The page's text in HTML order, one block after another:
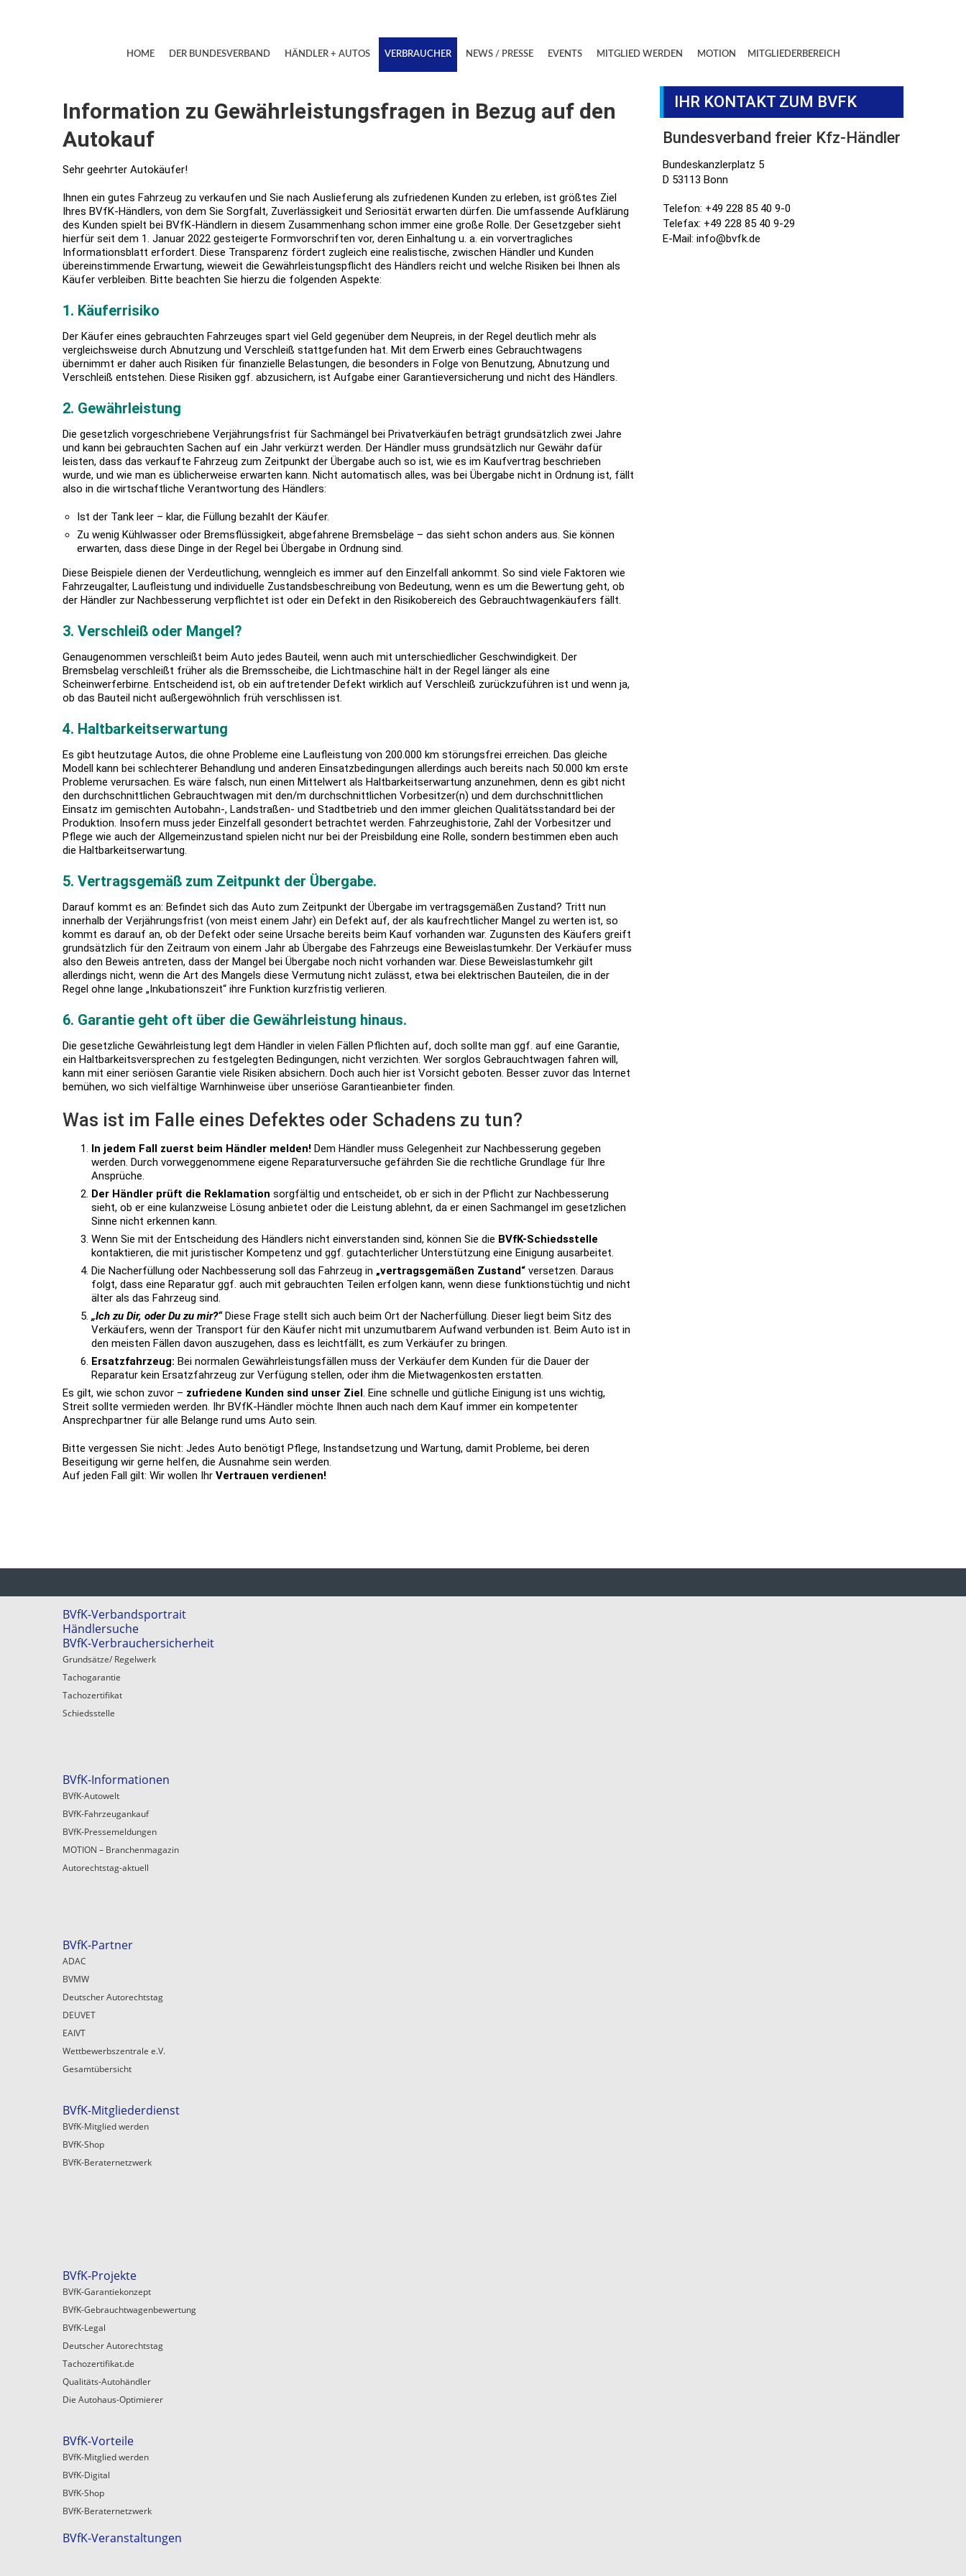
HOME DER BUNDESVERBAND HÄNDLER + AUTOS VERBRAUCHER NEWS / PRESSE EVENTS MITGLIED WERDEN MOTION MITGLIEDERBEREICH
Information zu Gewährleistungsfragen in Bezug auf den
Autokauf
Sehr geehrter Autokäufer!
Ihnen ein gutes Fahrzeug zu verkaufen und Sie nach Auslieferung als zufriedenen Kunden zu erleben, ist größtes Ziel
Ihres BVfK-Händlers, von dem Sie Sorgfalt, Zuverlässigkeit und Seriosität erwarten dürfen. Die umfassende Aufklärung
des Kunden spielt bei BVfK-Händlern in diesem Zusammenhang schon immer eine große Rolle. Der Gesetzgeber sieht
hierfür seit dem 1. Januar 2022 gesteigerte Formvorschriften vor, deren Einhaltung u. a. ein vorvertragliches
Informationsblatt erfordert. Diese Transparenz fördert zugleich eine realistische, zwischen Händler und Kunden
übereinstimmende Erwartung, wieweit die Gewährleistungspflicht des Händlers reicht und welche Risiken bei Ihnen als
Käufer verbleiben. Bitte beachten Sie hierzu die folgenden Aspekte:
1. Käuferrisiko
Der Käufer eines gebrauchten Fahrzeuges spart viel Geld gegenüber dem Neupreis, in der Regel deutlich mehr als
vergleichsweise durch Abnutzung und Verschleiß stattgefunden hat. Mit dem Erwerb eines Gebrauchtwagens
übernimmt er daher auch Risiken für finanzielle Belastungen, die besonders in Folge von Benutzung, Abnutzung und
Verschleiß entstehen. Diese Risiken ggf. abzusichern, ist Aufgabe einer Garantieversicherung und nicht des Händlers.
2. Gewährleistung
Die gesetzlich vorgeschriebene Verjährungsfrist für Sachmängel bei Privatverkäufen beträgt grundsätzlich zwei Jahre
und kann bei gebrauchten Sachen auf ein Jahr verkürzt werden. Der Händler muss grundsätzlich nur Gewähr dafür
leisten, dass das verkaufte Fahrzeug zum Zeitpunkt der Übergabe auch so ist, wie es im Kaufvertrag beschrieben
wurde, und wie man es üblicherweise erwarten kann. Nicht automatisch alles, was bei Übergabe nicht in Ordnung ist, fällt
also in die wirtschaftliche Verantwortung des Händlers:
Ist der Tank leer – klar, die Füllung bezahlt der Käufer.
Zu wenig Kühlwasser oder Bremsflüssigkeit, abgefahrene Bremsbeläge – das sieht schon anders aus. Sie können
erwarten, dass diese Dinge in der Regel bei Übergabe in Ordnung sind.
Diese Beispiele dienen der Verdeutlichung, wenngleich es immer auf den Einzelfall ankommt. So sind viele Faktoren wie
Fahrzeugalter, Laufleistung und individuelle Zustandsbeschreibung von Bedeutung, wenn es um die Bewertung geht, ob
der Händler zur Nachbesserung verpflichtet ist oder ein Defekt in den Risikobereich des Gebrauchtwagenkäufers fällt.
3. Verschleiß oder Mangel?
Genaugenommen verschleißt beim Auto jedes Bauteil, wenn auch mit unterschiedlicher Geschwindigkeit. Der
Bremsbelag verschleißt früher als die Bremsscheibe, die Lichtmaschine hält in der Regel länger als eine
Scheinwerferbirne. Entscheidend ist, ob ein auftretender Defekt wirklich auf Verschleiß zurückzuführen ist und wenn ja,
ob das Bauteil nicht außergewöhnlich früh verschlissen ist.
4. Haltbarkeitserwartung
Es gibt heutzutage Autos, die ohne Probleme eine Laufleistung von 200.000 km störungsfrei erreichen. Das gleiche
Modell kann bei schlechterer Behandlung und anderen Einsatzbedingungen allerdings auch bereits nach 50.000 km erste
Probleme verursachen. Es wäre falsch, nun einen Mittelwert als Haltbarkeitserwartung anzunehmen, denn es gibt nicht
den durchschnittlichen Gebrauchtwagen mit den/m durchschnittlichen Vorbesitzer(n) und dem durchschnittlichen
Einsatz im gemischten Autobahn-, Landstraßen- und Stadtbetrieb und den immer gleichen Qualitätsstandard bei der
Produktion. Insofern muss jeder Einzelfall gesondert betrachtet werden. Fahrzeughistorie, Zahl der Vorbesitzer und
Pflege wie auch der Allgemeinzustand spielen nicht nur bei der Preisbildung eine Rolle, sondern bestimmen eben auch
die Haltbarkeitserwartung.
5. Vertragsgemäß zum Zeitpunkt der Übergabe.
Darauf kommt es an: Befindet sich das Auto zum Zeitpunkt der Übergabe im vertragsgemäßen Zustand? Tritt nun
innerhalb der Verjährungsfrist (von meist einem Jahr) ein Defekt auf, der als kaufrechtlicher Mangel zu werten ist, so
kommt es darauf an, ob der Defekt oder seine Ursache bereits beim Kauf vorhanden war. Zugunsten des Käufers greift
grundsätzlich für den Zeitraum von einem Jahr ab Übergabe des Fahrzeugs eine Beweislastumkehr. Der Verkäufer muss
also den Beweis antreten, dass der Mangel bei Übergabe noch nicht vorhanden war. Diese Beweislastumkehr gilt
allerdings nicht, wenn die Art des Mangels diese Vermutung nicht zulässt, etwa bei elektrischen Bauteilen, die in der
Regel ohne lange „Inkubationszeit“ ihre Funktion kurzfristig verlieren.
6. Garantie geht oft über die Gewährleistung hinaus.
Die gesetzliche Gewährleistung legt dem Händler in vielen Fällen Pflichten auf, doch sollte man ggf. auf eine Garantie,
ein Haltbarkeitsversprechen zu festgelegten Bedingungen, nicht verzichten. Wer sorglos Gebrauchtwagen fahren will,
kann mit einer seriösen Garantie viele Risiken absichern. Doch auch hier ist Vorsicht geboten. Besser zuvor das Internet
bemühen, wo sich vielfältige Warnhinweise über unseriöse Garantieanbieter finden.
Was ist im Falle eines Defektes oder Schadens zu tun?
In jedem Fall zuerst beim Händler melden! Dem Händler muss Gelegenheit zur Nachbesserung gegeben
werden. Durch vorweggenommene eigene Reparaturversuche gefährden Sie die rechtliche Grundlage für Ihre
Ansprüche.
Der Händler prüft die Reklamation sorgfältig und entscheidet, ob er sich in der Pflicht zur Nachbesserung
sieht, ob er eine kulanzweise Lösung anbietet oder die Leistung ablehnt, da er einen Sachmangel im gesetzlichen
Sinne nicht erkennen kann.
Wenn Sie mit der Entscheidung des Händlers nicht einverstanden sind, können Sie die BVfK-Schiedsstelle
kontaktieren, die mit juristischer Kompetenz und ggf. gutachterlicher Unterstützung eine Einigung ausarbeitet.
Die Nacherfüllung oder Nachbesserung soll das Fahrzeug in „vertragsgemäßen Zustand“ versetzen. Daraus
folgt, dass eine Reparatur ggf. auch mit gebrauchten Teilen erfolgen kann, wenn diese funktionstüchtig und nicht
älter als das Fahrzeug sind.
„Ich zu Dir, oder Du zu mir?“Diese Frage stellt sich auch beim Ort der Nacherfüllung. Dieser liegt beim Sitz des
Verkäufers, wenn der Transport für den Käufer nicht mit unzumutbarem Aufwand verbunden ist. Beim Auto ist in
den meisten Fällen davon auszugehen, dass es leichtfällt, es zum Verkäufer zu bringen.
Ersatzfahrzeug: Bei normalen Gewährleistungsfällen muss der Verkäufer dem Kunden für die Dauer der
Reparatur kein Ersatzfahrzeug zur Verfügung stellen, oder ihm die Mietwagenkosten erstatten.
Es gilt, wie schon zuvor – zufriedene Kunden sind unser Ziel. Eine schnelle und gütliche Einigung ist uns wichtig,
Streit sollte vermieden werden. Ihr BVfK-Händler möchte Ihnen auch nach dem Kauf immer ein kompetenter
Ansprechpartner für alle Belange rund ums Auto sein.
Bitte vergessen Sie nicht: Jedes Auto benötigt Pflege, Instandsetzung und Wartung, damit Probleme, bei deren
Beseitigung wir gerne helfen, die Ausnahme sein werden.
Auf jeden Fall gilt: Wir wollen Ihr Vertrauen verdienen!
IHR KONTAKT ZUM BVFK
Bundesverband freier Kfz-Händler
Bundeskanzlerplatz 5
D 53113 Bonn
Telefon: +49 228 85 40 9-0
Telefax: +49 228 85 40 9-29
E-Mail: info@bvfk.de
BVfK-Verbandsportrait
Händlersuche
BVfK-Verbrauchersicherheit
Grundsätze/ Regelwerk
Tachogarantie
Tachozertifikat
Schiedsstelle
BVfK-Informationen
BVfK-Autowelt
BVfK-Fahrzeugankauf
BVfK-Pressemeldungen
MOTION – Branchenmagazin
Autorechtstag-aktuell
BVfK-Partner
ADAC
BVMW
Deutscher Autorechtstag
DEUVET
EAIVT
Wettbewerbszentrale e.V.
Gesamtübersicht
BVfK-Mitgliederdienst
BVfK-Mitglied werden
BVfK-Shop
BVfK-Beraternetzwerk
BVfK-Projekte
BVfK-Garantiekonzept
BVfK-Gebrauchtwagenbewertung
BVfK-Legal
Deutscher Autorechtstag
Tachozertifikat.de
Qualitäts-Autohändler
Die Autohaus-Optimierer
BVfK-Vorteile
BVfK-Mitglied werden
BVfK-Digital
BVfK-Shop
BVfK-Beraternetzwerk
BVfK-Veranstaltungen